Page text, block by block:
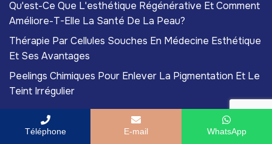
Qu'est-Ce Que L'esthétique Régénérative Et Comment
Améliore-T-Elle La Santé De La Peau?
Thérapie Par Cellules Souches En Médecine Esthétique
Et Ses Avantages
Peelings Chimiques Pour Enlever La Pigmentation Et Le
Teint Irrégulier
Téléphone E-mail WhatsApp